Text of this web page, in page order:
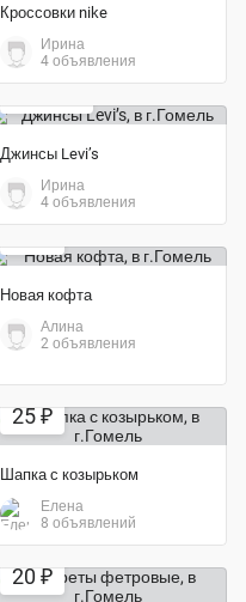
Кроссовки nike
Ирина
4 объявления
Джинсы Levi’s
Ирина
4 объявления
Новая кофта
Алина
2 объявления
25 ₽
Шапка с козырьком
Елена
8 объявлений
20 ₽